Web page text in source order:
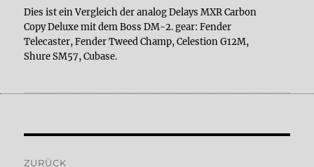
Dies ist ein Vergleich der analog Delays MXR Carbon
Copy Deluxe mit dem Boss DM-2. gear: Fender
Telecaster, Fender Tweed Champ, Celestion G12M,
Shure SM57, Cubase.
ZURÜCK